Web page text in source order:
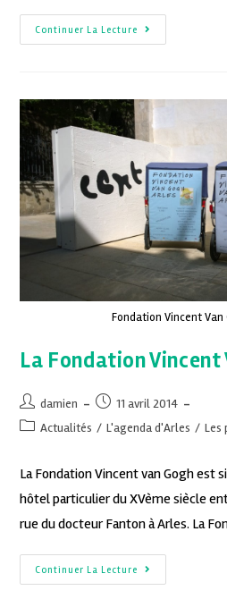
Continuer La Lecture
Fondation Vincent Van
La Fondation Vincent
damien
11 avril 2014
Actualités / L'agenda d'Arles / Les
La Fondation Vincent van Gogh est
hôtel particulier du XVème siècle
rue du docteur Fanton à Arles. La
Continuer La Lecture